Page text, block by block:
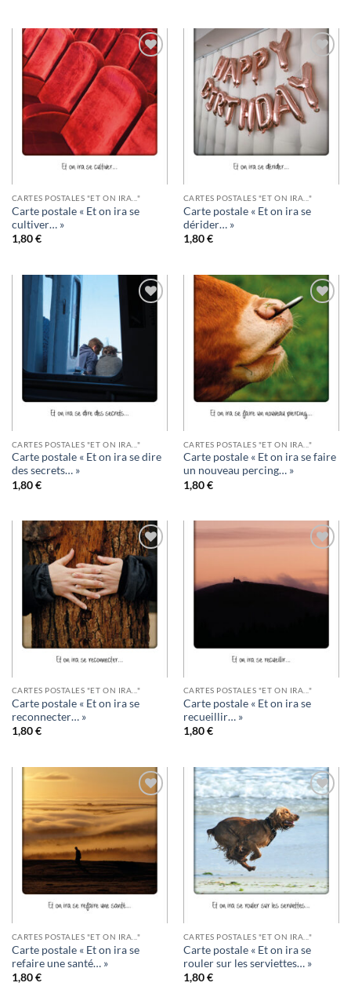
Ajouter
à la
wishlist
CARTES POSTALES "ET ON IRA..."
Carte postale « Et on ira se
cultiver… »
1,80€
Ajouter
à la
wishlist
CARTES POSTALES "ET ON IRA..."
Carte postale « Et on ira se
dérider… »
1,80€
CARTES POSTALES "ET ON IRA..."
Carte postale « Et on ira se dire
des secrets… »
1,80€
Ajouter
à la
wishlist
CARTES POSTALES "ET ON IRA..."
Carte postale « Et on ira se faire
un nouveau percing… »
1,80€
Ajouter
à la
wishlist
CARTES POSTALES "ET ON IRA..."
Carte postale « Et on ira se
reconnecter… »
1,80€
à la
wishlist
CARTES POSTALES "ET ON IRA..."
Carte postale « Et on ira se
recueillir… »
1,80€
Ajouter
à la
wishlist
CARTES POSTALES "ET ON IRA..."
Carte postale « Et on ira se
refaire une santé… »
1,80€
Ajouter
à la
CARTES POSTALES "ET ON IRA..."
Carte postale « Et on ira se
rouler sur les serviettes… »
1,80€